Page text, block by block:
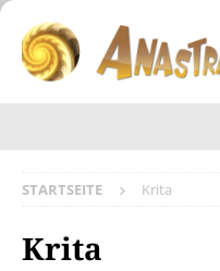
STARTSEITE Krita
Krita